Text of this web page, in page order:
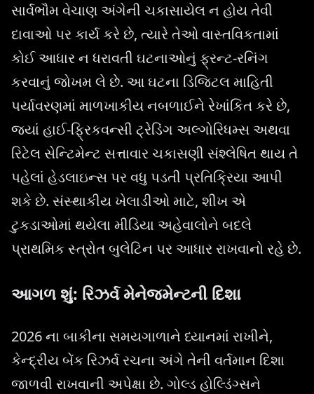
સાર્વભૌમ વેચાણ અંગેની ચકાસાયેલ ન હોય તેવી
દાવાઓ પર કાર્ય કરે છે, ત્યારે તેઓ વાસ્તવિકતામાં
કોઈ આધાર ન ધરાવતી ઘટનાઓનું ફ્રન્ટ-રનિંગ
કરવાનું જોખમ લે છે. આ ઘટના ડિજિટલ માહિતી
પર્યાવરણમાં માળખાકીય નબળાઈને રેખાંકિત કરે છે,
જ્યાં હાઈ-ફ્રિકવન્સી ટ્રેડિંગ અલ્ગોરિધમ્સ અથવા
રિટેલ સેન્ટિમેન્ટ સત્તાવાર ચકાસણી સંશ્લેષિત થાય તે
પહેલાં હેડલાઇન્સ પર વધુ પડતી પ્રતિક્રિયા આપી
શકે છે. સંસ્થાકીય ખેલાડીઓ માટે, શીખ એ
ટુકડાઓમાં થયેલા મીડિયા અહેવાલોને બદલે
પ્રાથમિક સ્ત્રોત બુલેટિન પર આધાર રાખવાનો રહે છે.
આગળ શું: રિઝર્વ મેનેજમેન્ટની દિશા
2026 ના બાકીના સમયગાળાને ધ્યાનમાં રાખીને,
કેન્દ્રીય બેંક રિઝર્વ રચના અંગે તેની વર્તમાન દિશા
જાળવી રાખવાની અપેક્ષા છે. ગોલ્ડ હોલ્ડિંગ્સને